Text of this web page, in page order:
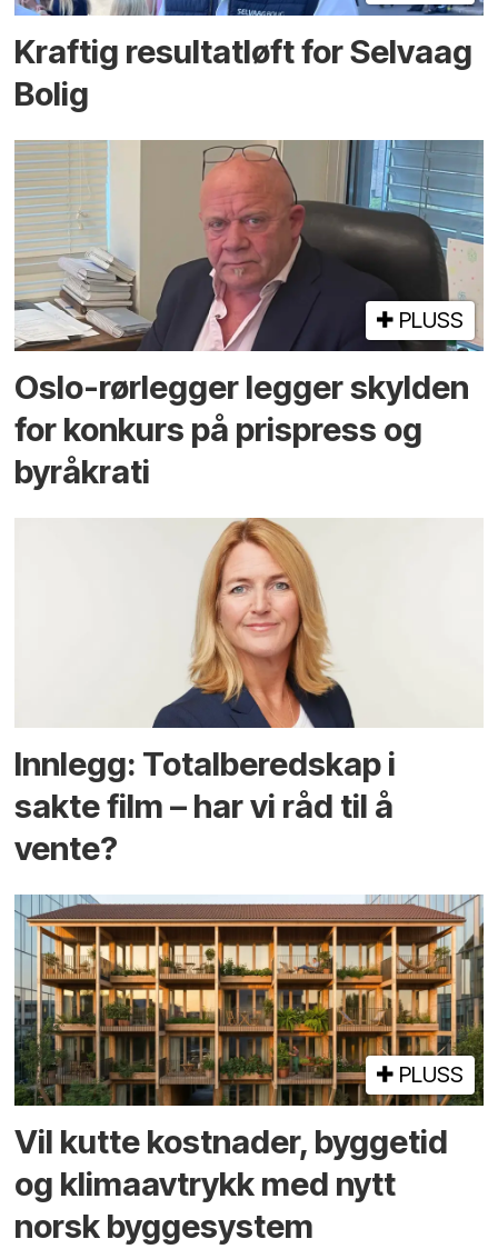
Kraftig resultatløft for Selvaag
Bolig
PLUSS
Oslo-rørlegger legger skylden
for konkurs på prispress og
byråkrati
Innlegg: Totalberedskap i
sakte film – har vi råd til å
vente?
PLUSS
Vil kutte kostnader, byggetid
og klima­avtrykk med nytt
norsk bygge­system